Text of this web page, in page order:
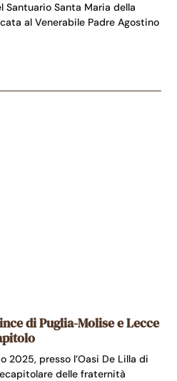
Santuario Santa Maria della
al Venerabile Padre Agostino
di Puglia-Molise e Lecce
2025, presso l’Oasi De Lilla di
delle fraternità